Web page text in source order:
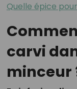
Quelle épice
carvi
minceur